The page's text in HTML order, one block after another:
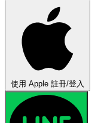
使用 Apple 註冊/登入